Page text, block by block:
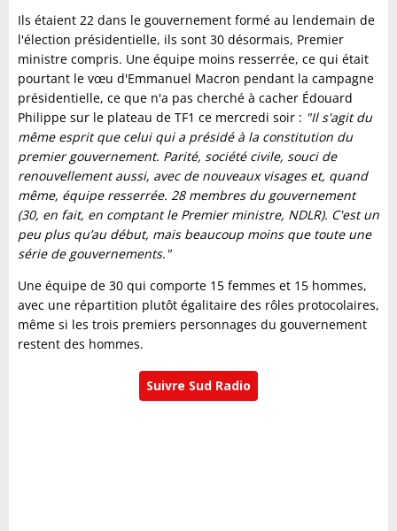
Ils étaient 22 dans le gouvernement formé au lendemain de
l'élection présidentielle, ils sont 30 désormais, Premier
ministre compris. Une équipe moins resserrée, ce qui était
pourtant le vœu d'Emmanuel Macron pendant la campagne
présidentielle, ce que n'a pas cherché à cacher Édouard
Philippe sur le plateau de TF1 ce mercredi soir : "Il s'agit du
même esprit que celui qui a présidé à la constitution du
premier gouvernement. Parité, société civile, souci de
renouvellement aussi, avec de nouveaux visages et, quand
même, équipe resserrée. 28 membres du gouvernement
(30, en fait, en comptant le Premier ministre, NDLR). C'est un
peu plus qu’au début, mais beaucoup moins que toute une
série de gouvernements."
Une équipe de 30 qui comporte 15 femmes et 15 hommes,
avec une répartition plutôt égalitaire des rôles protocolaires,
même si les trois premiers personnages du gouvernement
restent des hommes.
Suivre Sud Radio